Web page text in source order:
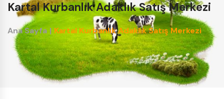
Kartal Kurbanlık Adaklık Satış Merkezi
Ana Sayfa | Kartal Kurbanlık Adaklık Satış Merkezi